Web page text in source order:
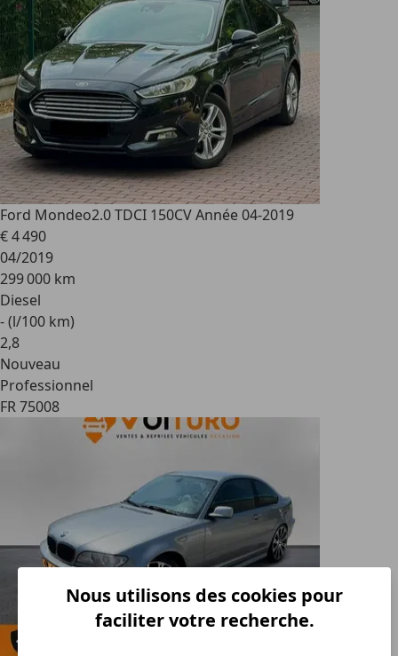
Ford Mondeo2.0 TDCI 150CV Année 04-2019
€ 4 490
04/2019
299 000 km
Diesel
- (l/100 km)
2,8
Nouveau
Professionnel
FR 75008
Nous utilisons des cookies pour
faciliter votre recherche.